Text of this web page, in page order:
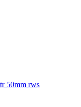
50mm rws